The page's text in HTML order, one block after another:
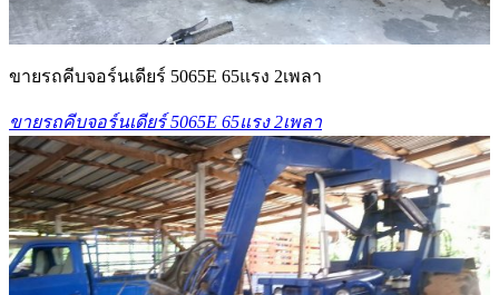
ขายรถคีบจอร์นเดียร์ 5065E 65แรง 2เพลา
ขายรถคีบจอร์นเดียร์ 5065E 65แรง 2เพลา